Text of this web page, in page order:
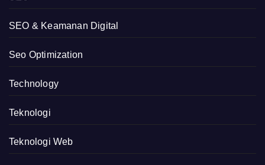
SEO & Keamanan Digital
Seo Optimization
Technology
Teknologi
Teknologi Web